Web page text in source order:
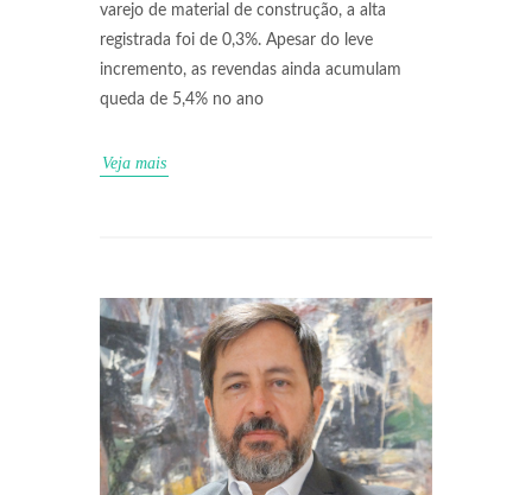
varejo de material de construção, a alta
registrada foi de 0,3%. Apesar do leve
incremento, as revendas ainda acumulam
queda de 5,4% no ano
Veja mais